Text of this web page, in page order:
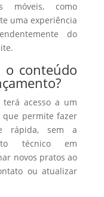
móveis, como
uma experiência
do
o conteúdo
acesso a um
que permite fazer
rápida, sem a
técnico em
novos pratos ao
ou atualizar